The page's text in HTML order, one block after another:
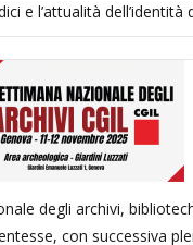
e l’attualità
degli archivi,
con successiva